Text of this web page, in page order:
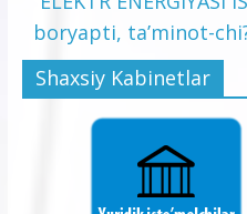
boryapti, ta’minot-
Shaxsiy Kabinetlar